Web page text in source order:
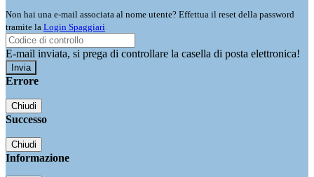
Non hai una e-mail associata al nome utente? Effettua il reset della password
tramite la Login Spaggiari
E-mail inviata, si prega di controllare la casella di posta elettronica!
Errore
Chiudi
Successo
Chiudi
Informazione